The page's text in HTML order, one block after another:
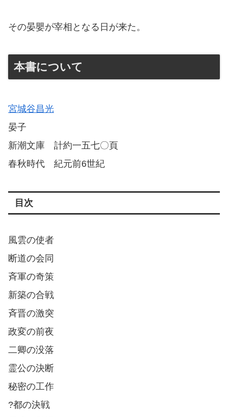
その晏嬰が宰相となる日が来た。
本書について
宮城谷昌光
晏子
新潮文庫 計約一五七〇頁
春秋時代 紀元前6世紀
目次
風雲の使者
断道の会同
斉軍の奇策
新築の合戦
斉晋の激突
政変の前夜
二卿の没落
霊公の決断
秘密の工作
?都の決戦